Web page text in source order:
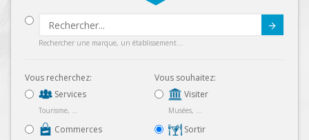
Rechercher une marque, un établissement...
Vous recherchez:
Services
Tourisme, ...
Commerces
Vous souhaitez:
Visiter
Musées, ...
Sortir